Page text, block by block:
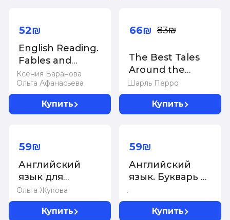
Ксения Баранова
Ольга Афанасьева
English Reading.
Fables and
Parables. 4 class
52₪
Купить
Шарль Перро
The Best Tales
Around the
World = Лучшие
сказки мира:
иллюстрированное
66₪ 83₪
Купить
Ольга Жукова
Английский
язык для
малышей.
Рабочая
тетрадь
59₪
Купить
.
Английский
язык. Букварь в
Плакат-
самоучитель
59₪
Купить